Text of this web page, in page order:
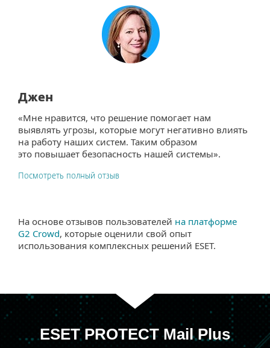
Джен
«Мне нравится, что решение помогает нам
выявлять угрозы, которые могут негативно влиять
на работу наших систем. Таким образом
это повышает безопасность нашей системы».
Посмотреть полный отзыв
На основе отзывов пользователей на платформе
G2 Crowd, которые оценили свой опыт
использования комплексных решений ESET.